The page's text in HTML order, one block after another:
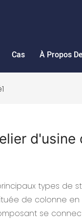
Cas À Propos
d'usine
types de
de colonne
se